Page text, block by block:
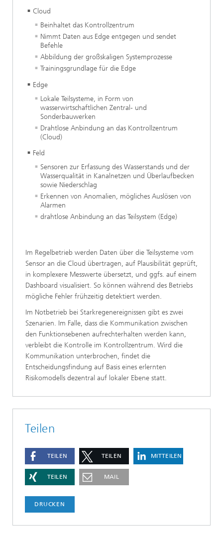
Cloud
Beinhaltet das Kontrollzentrum
Nimmt Daten aus Edge entgegen und sendet
Befehle
Abbildung der großskaligen Systemprozesse
Trainingsgrundlage für die Edge
Edge
Lokale Teilsysteme, in Form von
wasserwirtschaftlichen Zentral- und
Sonderbauwerken
Drahtlose Anbindung an das Kontrollzentrum
(Cloud)
Feld
Sensoren zur Erfassung des Wasserstands und der
Wasserqualität in Kanalnetzen und Überlaufbecken
sowie Niederschlag
Erkennen von Anomalien, mögliches Auslösen von
Alarmen
drahtlose Anbindung an das Teilsystem (Edge)
Im Regelbetrieb werden Daten über die Teilsysteme vom
Sensor an die Cloud übertragen, auf Plausibilität geprüft,
in komplexere Messwerte übersetzt, und ggfs. auf einem
Dashboard visualisiert. So können während des Betriebs
mögliche Fehler frühzeitig detektiert werden.
Im Notbetrieb bei Starkregenereignissen gibt es zwei
Szenarien. Im Falle, dass die Kommunikation zwischen
den Funktionsebenen aufrechterhalten werden kann,
verbleibt die Kontrolle im Kontrollzentrum. Wird die
Kommunikation unterbrochen, findet die
Entscheidungsfindung auf Basis eines erlernten
Risikomodells dezentral auf lokaler Ebene statt.
Teilen
TEILEN TEILEN MITTEILEN
TEILEN MAIL
DRUCKEN